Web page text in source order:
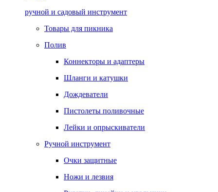
ручной и садовый инструмент
Товары для пикника
Полив
Коннекторы и адаптеры
Шланги и катушки
Дождеватели
Пистолеты поливочные
Лейки и опрыскиватели
Ручной инструмент
Очки защитные
Ножи и лезвия